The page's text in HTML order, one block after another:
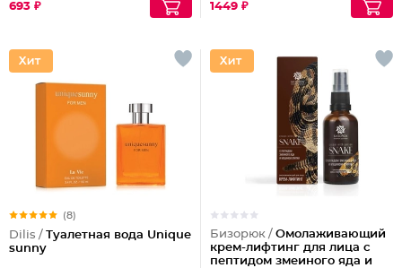
693 ₽ 1449 ₽
(8)
Dilis / Туалетная вода Unique
sunny
Бизорюк / Омолаживающий
крем-лифтинг для лица с
пептидом змеиного яда и